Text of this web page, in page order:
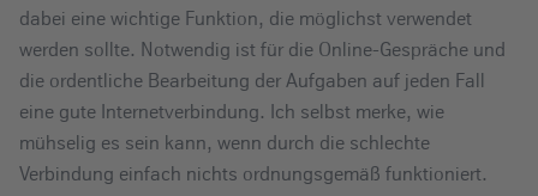
dabei eine wichtige Funktion, die möglichst verwendet
werden sollte. Notwendig ist für die Online-Gespräche und
die ordentliche Bearbeitung der Aufgaben auf jeden Fall
eine gute Internetverbindung. Ich selbst merke, wie
mühselig es sein kann, wenn durch die schlechte
Verbindung einfach nichts ordnungsgemäß funktioniert.